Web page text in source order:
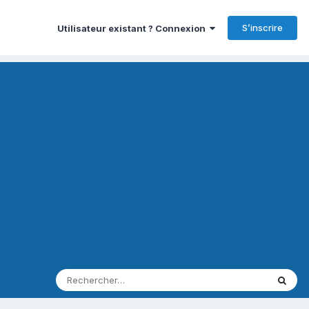
Utilisateur existant ? Connexion S’inscrire